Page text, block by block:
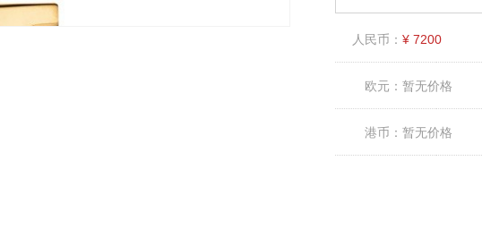
人民币： ¥ 7200
欧元： 暂无价格
港币： 暂无价格